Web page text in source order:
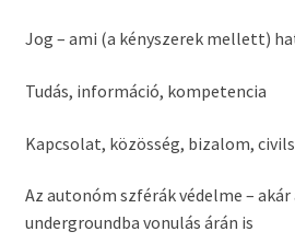
Jog – ami (a kényszerek mellett)
Tudás, információ, kompetencia
Kapcsolat, közösség, bizalom,
Az autonóm szférák védelme –
undergroundba vonulás árán is